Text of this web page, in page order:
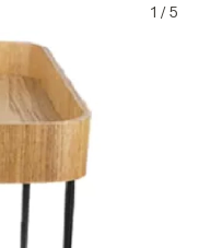
1 /5